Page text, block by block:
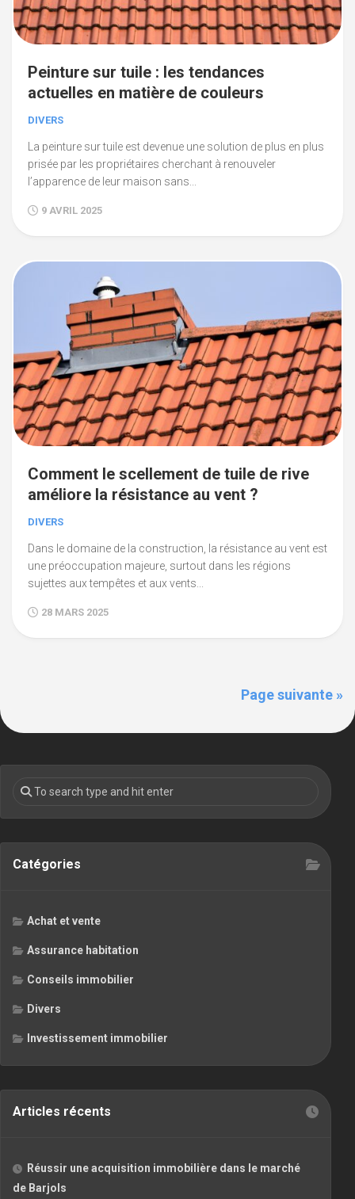
Peinture sur tuile : les tendances
actuelles en matière de couleurs
DIVERS
La peinture sur tuile est devenue une solution de plus en plus
prisée par les propriétaires cherchant à renouveler
l’apparence de leur maison sans...
9 AVRIL 2025
Comment le scellement de tuile de rive
améliore la résistance au vent ?
DIVERS
Dans le domaine de la construction, la résistance au vent est
une préoccupation majeure, surtout dans les régions
sujettes aux tempêtes et aux vents...
28 MARS 2025
Page suivante »
Catégories
Achat et vente
Assurance habitation
Conseils immobilier
Divers
Investissement immobilier
Articles récents
Réussir une acquisition immobilière dans le marché
de Barjols